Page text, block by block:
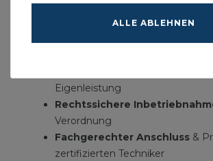
Ihre Vorteile auf einen
Eigenleistung
Rechtssichere
Verordnung
Fachgerechter Anschluss &
zertifizierten Techniker
ALLE ABLEHNEN